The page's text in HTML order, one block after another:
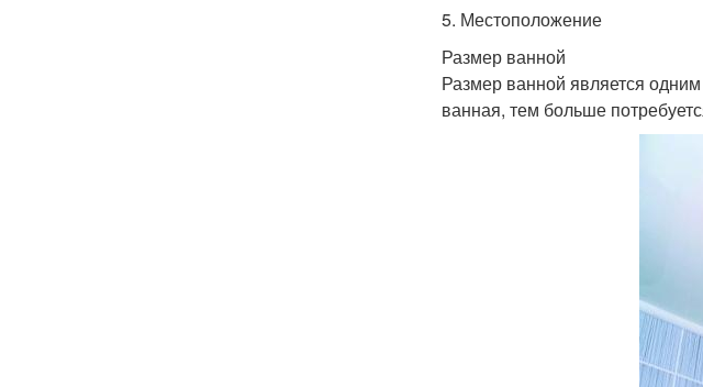
5. Местоположение
Размер ванной
Размер ванной является
ванная, тем больше